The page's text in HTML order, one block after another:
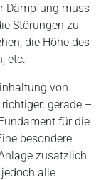
Dämpfung muss
Störungen zu
die Höhe des
etc.
von
gerade –
für die
besondere
zusätzlich
alle